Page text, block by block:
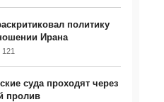
политику
Ирана
121
суда проходят через
пролив